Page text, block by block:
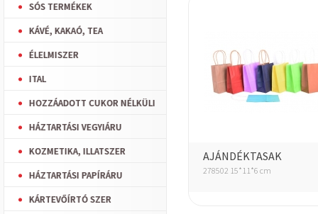
SÓS TERMÉKEK
KÁVÉ, KAKAÓ, TEA
ÉLELMISZER
ITAL
HOZZÁADOTT CUKOR NÉLKÜLI
HÁZTARTÁSI VEGYIÁRU
KOZMETIKA, ILLATSZER
HÁZTARTÁSI PAPÍRÁRU
KÁRTEVŐÍRTÓ SZER
AJÁNDÉKTASAK
278502 15*11*6 cm